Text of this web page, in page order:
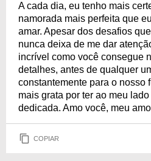
A cada dia, eu tenho mais
namorada mais perfeita que
amar. Apesar dos desafios
nunca deixa de me dar
incrível como você consegue
detalhes, antes de qualquer
constantemente para o nosso
mais grata por ter ao meu
dedicada. Amo você, meu
COPIAR